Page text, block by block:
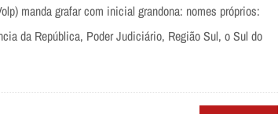
manda grafar com inicial grandona: nomes próprios:
da República, Poder Judiciário, Região Sul, o Sul do